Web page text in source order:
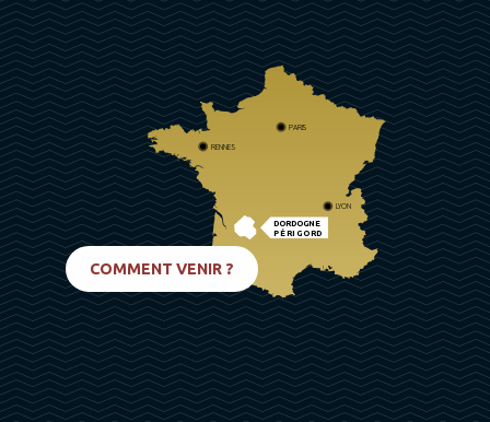
DORDOGNE
PÉRIGORD
PARIS
RENNES
LYON
COMMENT VENIR ?